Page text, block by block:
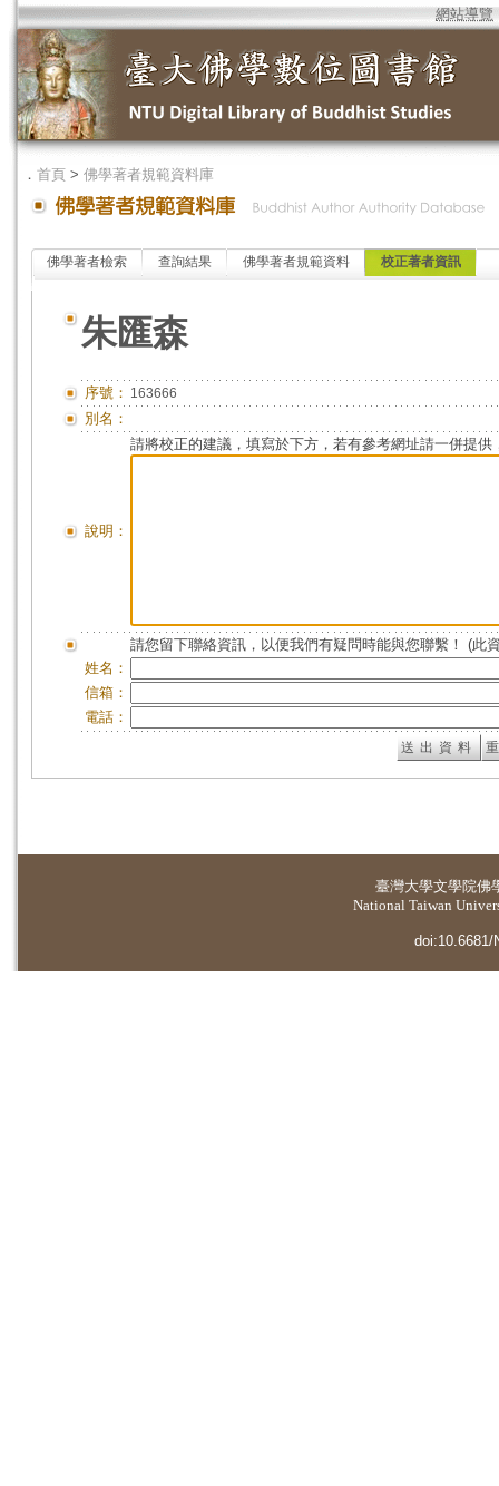
網站導覽
． 首頁 > 佛學著者規範資料庫
佛學著者檢索 查詢結果 佛學著者規範資料 校正著者資訊
朱匯森
序號： 163666
別名：
說明：
請將校正的建議，填寫於下方，若有參考網址請一併提供
請您留下聯絡資訊，以便我們有疑問時能與您聯繫！ (此
姓名：
信箱：
電話：
臺灣大學文學院佛
National Taiwan
doi:10.6681/